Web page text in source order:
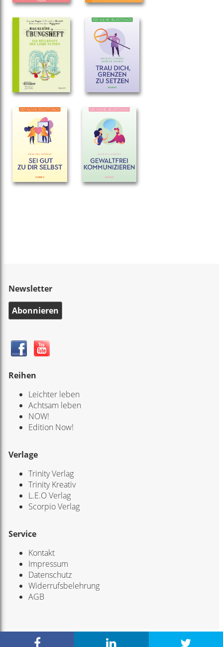
Newsletter
Abonnieren
Reihen
Leichter leben
Achtsam leben
NOW!
Edition Now!
Verlage
Trinity Verlag
Trinity Kreativ
L.E.O Verlag
Scorpio Verlag
Service
Kontakt
Impressum
Datenschutz
Widerrufsbelehrung
AGB